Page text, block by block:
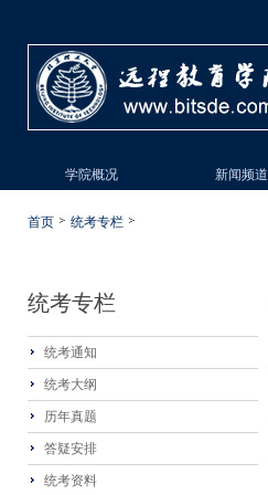
学院概况 新闻频道
首页 统考专栏
统考专栏
统考通知
统考大纲
历年真题
答疑安排
统考资料